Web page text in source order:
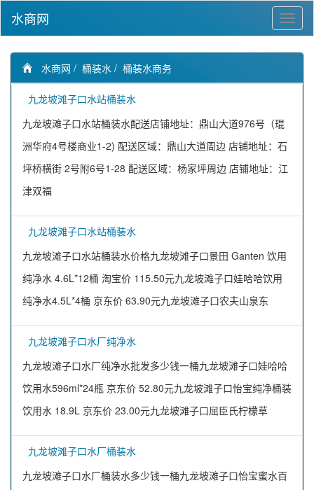
水商网
水商网 / 桶装水 / 桶装水商务
九龙坡滩子口水站桶装水
九龙坡滩子口水站桶装水配送店铺地址：鼎山大道976号（琨
洲华府4号楼商业1-2) 配送区域：鼎山大道周边 店铺地址：石
坪桥横街 2号附6号1-28 配送区域：杨家坪周边 店铺地址：江
津双福
九龙坡滩子口水站桶装水
九龙坡滩子口水站桶装水价格九龙坡滩子口景田 Ganten 饮用
纯净水 4.6L*12桶 淘宝价 115.50元九龙坡滩子口娃哈哈饮用
纯净水4.5L*4桶 京东价 63.90元九龙坡滩子口农夫山泉东
九龙坡滩子口水厂纯净水
九龙坡滩子口水厂纯净水批发多少钱一桶九龙坡滩子口娃哈哈
饮用水596ml*24瓶 京东价 52.80元九龙坡滩子口怡宝纯净桶装
饮用水 18.9L 京东价 23.00元九龙坡滩子口屈臣氏柠檬草
九龙坡滩子口水厂桶装水
九龙坡滩子口水厂桶装水多少钱一桶九龙坡滩子口怡宝蜜水百